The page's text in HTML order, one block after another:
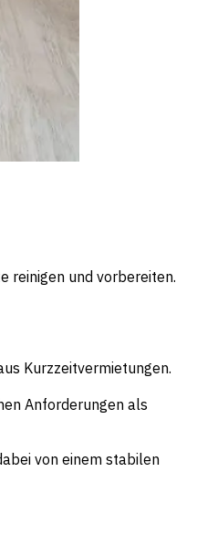
reinigen und vorbereiten.
Kurzzeitvermietungen.
Anforderungen als
von einem stabilen